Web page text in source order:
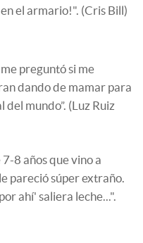
el armario!". (Cris Bill)
preguntó si me
dando de mamar para
mundo”. (Luz Ruiz
8 años que vino a
pareció súper extraño.
ahí' saliera leche...".